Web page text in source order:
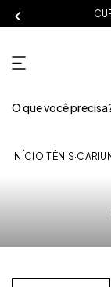
INÍCIO·TÊNIS·